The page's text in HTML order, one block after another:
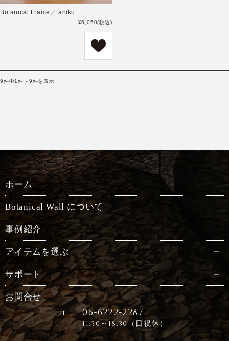
Botanical Frame／taniku
¥6,050(税込)
9件中1件～9件を表示
ホーム
Botanical Wall について
事例紹介
アイテムを選ぶ
サポート
お問合せ
TEL 06-6222-2287
11:30～18:30（日祝休）